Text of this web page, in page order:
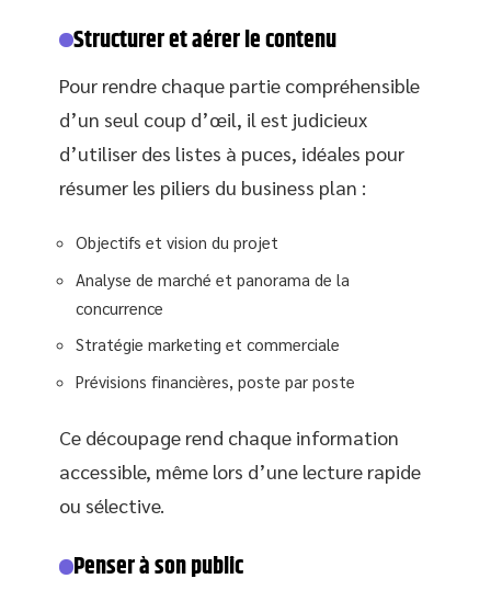
Structurer et aérer le contenu
Pour rendre chaque partie compréhensible
d’un seul coup d’œil, il est judicieux
d’utiliser des listes à puces, idéales pour
résumer les piliers du business plan :
Objectifs et vision du projet
Analyse de marché et panorama de la
concurrence
Stratégie marketing et commerciale
Prévisions financières, poste par poste
Ce découpage rend chaque information
accessible, même lors d’une lecture rapide
ou sélective.
Penser à son public